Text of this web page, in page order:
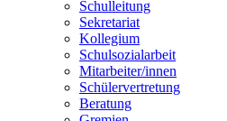
Schulleitung
Sekretariat
Kollegium
Schulsozialarbeit
Mitarbeiter/innen
Schülervertretung
Beratung